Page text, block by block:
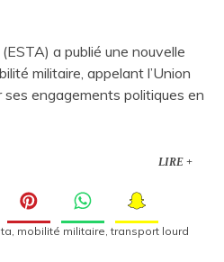
a publié une nouvelle
militaire, appelant l’Union
engagements politiques en
LIRE +
, mobilité militaire,transport lourd